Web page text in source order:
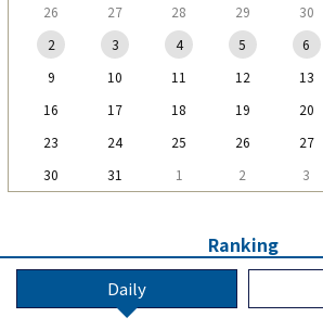
26 27 28 29 30
2
3 4 5 6
9
10 11 12 13
16
17 18 19 20
23
24 25 26 27
30
31 1 2 3
Ranking
Daily